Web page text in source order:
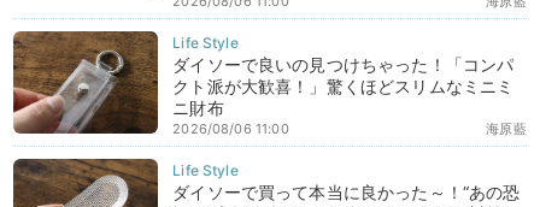
ダイソーで良いの見つけちゃった！「コンパ
クト派が大歓喜！」驚くほどスリムなミニミ
ニ財布
海原藍
2026/08/06 11:00
ダイソーで買って本当に良かった～！“あの恐